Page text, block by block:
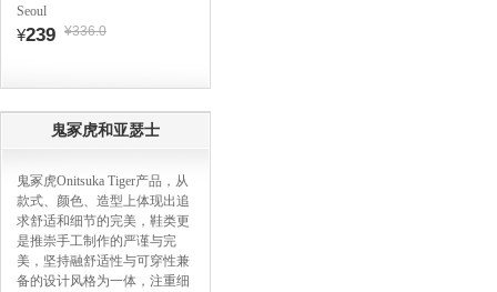
Seoul
¥239 ¥336.0
鬼冢虎和亚瑟士
鬼冢虎Onitsuka Tiger产品，从
款式、颜色、造型上体现出追
求舒适和细节的完美，鞋类更
是推崇手工制作的严谨与完
美，坚持融舒适性与可穿性兼
备的设计风格为一体，注重细